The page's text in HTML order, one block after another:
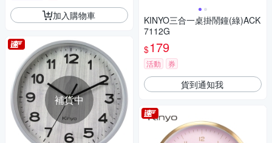
加入購物車
補貨中
KINYO三合一桌掛鬧鐘(綠)ACK
7112G
$179
活動 券
貨到通知我